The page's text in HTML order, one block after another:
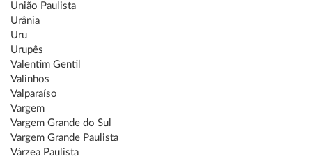
União Paulista
Urânia
Uru
Urupês
Valentim Gentil
Valinhos
Valparaíso
Vargem
Vargem Grande do Sul
Vargem Grande Paulista
Várzea Paulista